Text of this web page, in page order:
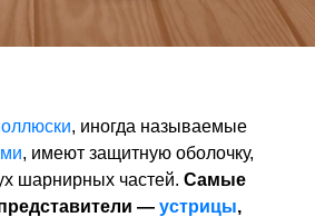
, иногда называемые
, имеют защитную оболочку,
шарнирных частей. Самые
— устрицы,